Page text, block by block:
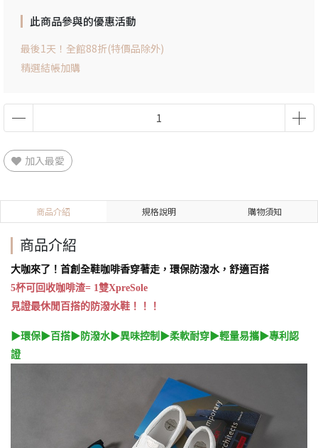
此商品參與的優惠活動
最後1天！全館88折(特價品除外)
精選結帳加購
加入最愛
商品介紹 規格說明 購物須知
商品介紹
大咖來了！ 首創全鞋咖啡香穿著走，環保防潑水，舒適百搭
5杯可回收咖啡渣= 1雙XpreSole
見證最休閒百搭的防潑水鞋！！！
▶環保▶百搭▶防潑水▶異味控制▶柔軟耐穿▶輕量易攜▶專利認
證